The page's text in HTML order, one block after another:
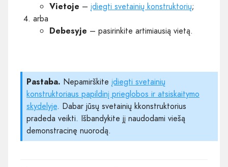
Vietoje – įdiegti svetainių konstruktorių;
arba
Debesyje – pasirinkite artimiausią vietą.
Pastaba. Nepamirškite įdiegti svetainių
konstruktoriaus papildinį prieglobos ir atsiskaitymo
skydelyje. Dabar jūsų svetainių kkonstruktorius
pradeda veikti. Išbandykite jį naudodami viešą
demonstracinę nuorodą.